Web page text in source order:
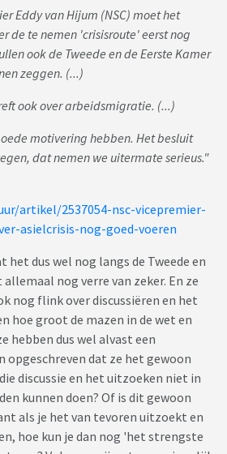
Eddy van Hijum (NSC) moet het
de te nemen 'crisisroute' eerst nog
ook de Tweede en de Eerste Kamer
zeggen. (...)
ook over arbeidsmigratie. (...)
motivering hebben. Het besluit
dat nemen we uitermate serieus."
artikel/2537054-nsc-vicepremier-
asielcrisis-nog-goed-voeren
het dus wel nog langs de Tweede en
nog verre van zeker. En ze
nog flink over discussiëren en het
hoe groot de mazen in de wet en
hebben dus wel alvast een
opgeschreven dat ze het gewoon
discussie en het uitzoeken niet in
kunnen doen? Of is dit gewoon
als je het van tevoren uitzoekt en
hoe kun je dan nog 'het strengste